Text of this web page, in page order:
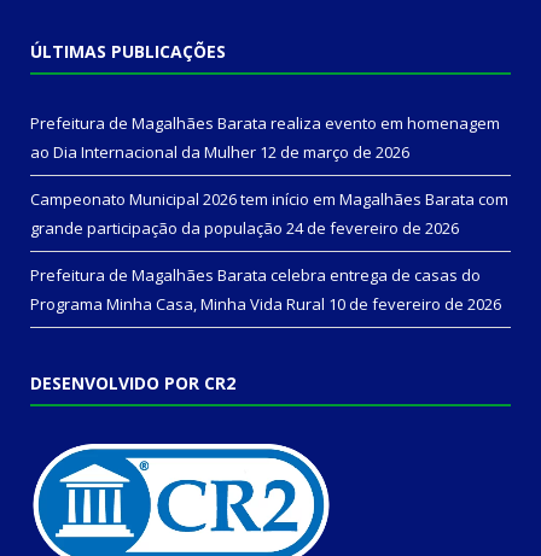
ÚLTIMAS PUBLICAÇÕES
Prefeitura de Magalhães Barata realiza evento em homenagem
ao Dia Internacional da Mulher 12 de março de 2026
Campeonato Municipal 2026 tem início em Magalhães Barata com
grande participação da população 24 de fevereiro de 2026
Prefeitura de Magalhães Barata celebra entrega de casas do
Programa Minha Casa, Minha Vida Rural 10 de fevereiro de 2026
DESENVOLVIDO POR CR2